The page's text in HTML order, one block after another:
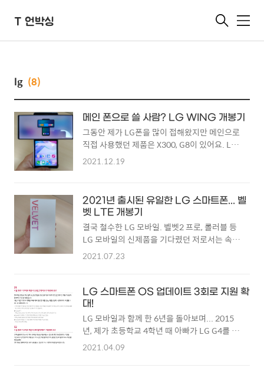
T 언박싱 메
lg (8)
메인 폰으로 쓸 사람? LG WING 개봉기
그동안 제가 LG폰을 많이 접해왔지만 메인으로
직접 사용했던 제품은 X300, G8이 있어요. LG
모바일과 함께 한 6년을 돌아보며... 2015년, 제
다. 그전부터 LG전자는 좋아했지만 LG의 스마
트폰에 관심을 가지게 된 것은 이때부터였어요.
V10, G5 tommyt.tistory.com 2019년에 구매
했던 G8은 약정이 끝나도 계속 사용할 생각이
었어요. 2년 동안 사용했지만 고장 하나 없었고
정말 만족스럽게 잘 사용하고 있었기 때문이죠.
계획이었죠. 그.러.나. 올해 LG 모바일 사업이
종료되면서 몇 년 뒤에는 L..
2021.12.19
2021년 출시된 유일한 LG 스마트폰... 벨
벳 LTE 개봉기
결국 철수한 LG 모바일. 벨벳2 프로, 롤러블 등
LG 모바일의 신제품을 기다렸던 저로서는 속상
한 마음을 금할 수 없네요ㅠㅠ 딱히 살 생각이
LTE를 결국 구매하게 되었어요. 마지막 LG 스
마트폰, VELVET LTE VELVET 일반 모델과 박스
와 구성품은 완전 똑같아요. 25W가 아닌 16W
고속충전기가 들어있고, 케이스나 필름, 한때
LG 패키지의 자랑이었던 융은 없어요. 디자인,
이지크리에이션 카메라, 시네마틱 FullVision
2021.07.23
LG 스마트폰 OS 업데이트 3회로 지원 확
대!
LG 모바일과 함께 한 6년을 돌아보며... 2015
년, 제가 초등학교 4학년 때 아빠가 LG G4를 구
매하면서 저와 LG 모바일의 인연이 시작되었습
2021.04.09